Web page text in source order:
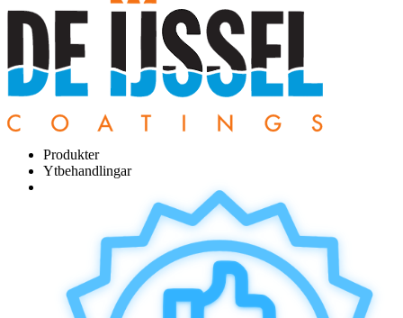
Produkter
Ytbehandlingar